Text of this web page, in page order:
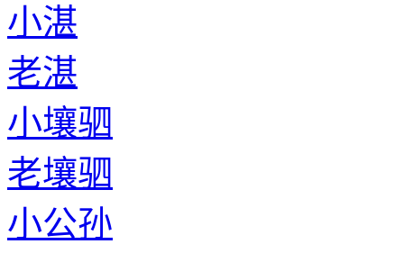
小湛
老湛
小壤驷
老壤驷
小公孙